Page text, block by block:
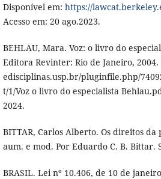
Disponível em: https://
Acesso em: 20 ago.2023.
BEHLAU, Mara. Voz: o livro do
Editora Revinter: Rio de Janeiro,
edisciplinas.usp.br/pluginfile.php/
t/1/Voz o livro do especialista
2024.
BITTAR, Carlos Alberto. Os direitos da
aum. e mod. Por Eduardo C. B. Bittar.
BRASIL. Lei nº 10.406, de 10 de